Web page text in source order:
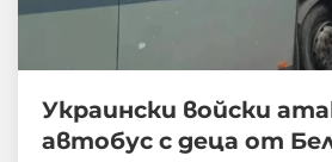
Украински войски
автобус с деца от